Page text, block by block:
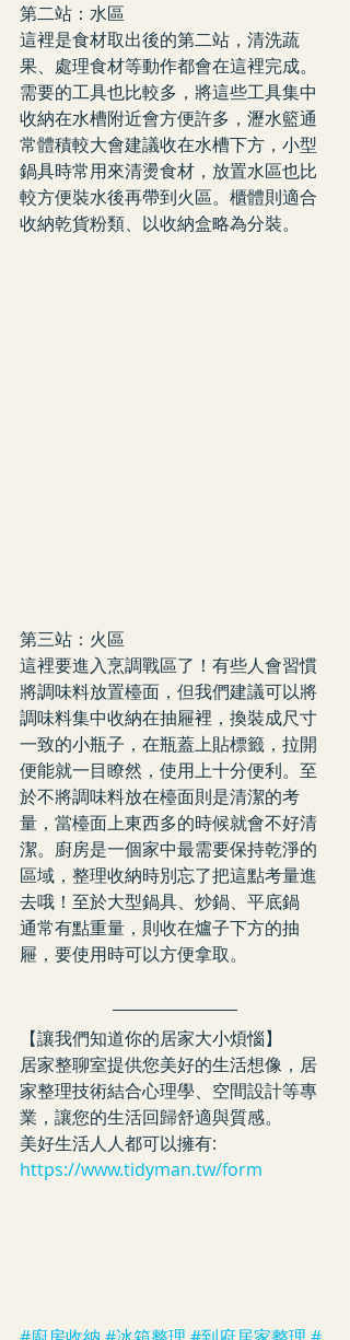
第二站：水區
這裡是食材取出後的第二站，清洗蔬
果、處理食材等動作都會在這裡完成。
需要的工具也比較多，將這些工具集中
收納在水槽附近會方便許多，瀝水籃通
常體積較大會建議收在水槽下方，小型
鍋具時常用來清燙食材，放置水區也比
較方便裝水後再帶到火區。櫃體則適合
收納乾貨粉類、以收納盒略為分裝。
第三站：火區
這裡要進入烹調戰區了！有些人會習慣
將調味料放置檯面，但我們建議可以將
調味料集中收納在抽屜裡，換裝成尺寸
一致的小瓶子，在瓶蓋上貼標籤，拉開
便能就一目瞭然，使用上十分便利。至
於不將調味料放在檯面則是清潔的考
量，當檯面上東西多的時候就會不好清
潔。廚房是一個家中最需要保持乾淨的
區域，整理收納時別忘了把這點考量進
去哦！至於大型鍋具、炒鍋、平底鍋
通常有點重量，則收在爐子下方的抽
屜，要使用時可以方便拿取。
【讓我們知道你的居家大小煩惱】
居家整聊室提供您美好的生活想像，居
家整理技術結合心理學、空間設計等專
業，讓您的生活回歸舒適與質感。
美好生活人人都可以擁有:
https://www.tidyman.tw/form